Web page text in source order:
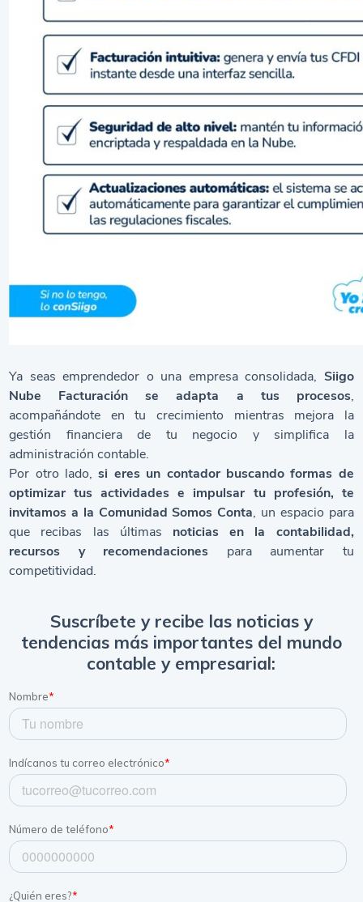
Ya seas emprendedor o una empresa consolidada, Siigo
Nube Facturación se adapta a tus procesos,
acompañándote en tu crecimiento mientras mejora la
gestión financiera de tu negocio y simplifica la
administración contable.
Por otro lado,si eres un contador buscando formas de
optimizar tus actividades e impulsar tu profesión, te
invitamos a la Comunidad Somos Conta, un espacio para
que recibas las últimas noticias en la contabilidad,
recursos y recomendaciones para aumentar tu
competitividad.